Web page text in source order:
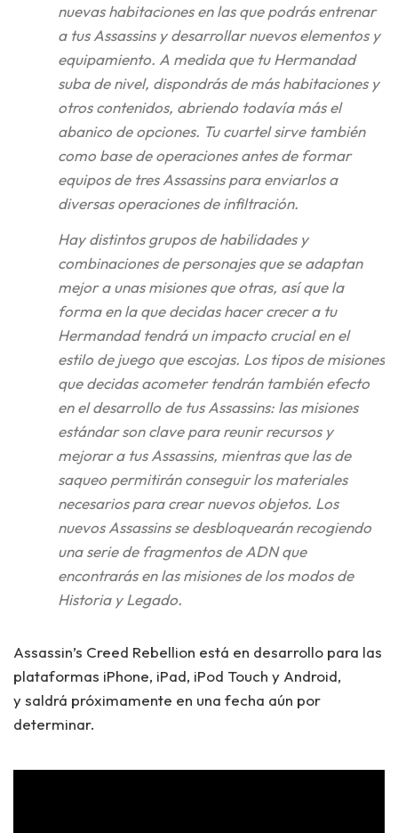
nuevas habitaciones en las que podrás entrenar
a tus Assassins y desarrollar nuevos elementos y
equipamiento. A medida que tu Hermandad
suba de nivel, dispondrás de más habitaciones y
otros contenidos, abriendo todavía más el
abanico de opciones. Tu cuartel sirve también
como base de operaciones antes de formar
equipos de tres Assassins para enviarlos a
diversas operaciones de infiltración.
Hay distintos grupos de habilidades y
combinaciones de personajes que se adaptan
mejor a unas misiones que otras, así que la
forma en la que decidas hacer crecer a tu
Hermandad tendrá un impacto crucial en el
estilo de juego que escojas. Los tipos de misiones
que decidas acometer tendrán también efecto
en el desarrollo de tus Assassins: las misiones
estándar son clave para reunir recursos y
mejorar a tus Assassins, mientras que las de
saqueo permitirán conseguir los materiales
necesarios para crear nuevos objetos. Los
nuevos Assassins se desbloquearán recogiendo
una serie de fragmentos de ADN que
encontrarás en las misiones de los modos de
Historia y Legado.
Assassin’s Creed Rebellion está en desarrollo para las
plataformas iPhone, iPad, iPod Touch y Android,
y saldrá próximamente en una fecha aún por
determinar.